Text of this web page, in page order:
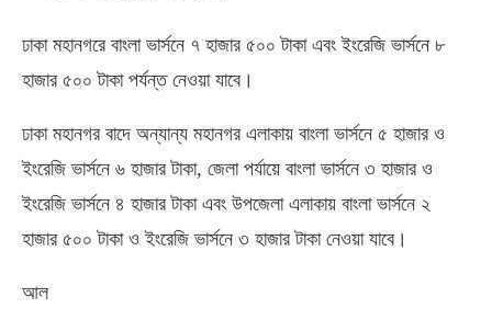
ঢাকা মহানগরে বাংলা ভার্সনে ৭ হাজার ৫০০ টাকা এবং ইংরেজি ভার্সনে ৮
হাজার ৫০০ টাকা পর্যন্ত নেওয়া যাবে।
ঢাকা মহানগর বাদে অন্যান্য মহানগর এলাকায় বাংলা ভার্সনে ৫ হাজার ও
ইংরেজি ভার্সনে ৬ হাজার টাকা, জেলা পর্যায়ে বাংলা ভার্সনে ৩ হাজার ও
ইংরেজি ভার্সনে ৪ হাজার টাকা এবং উপজেলা এলাকায় বাংলা ভার্সনে ২
হাজার ৫০০ টাকা ও ইংরেজি ভার্সনে ৩ হাজার টাকা নেওয়া যাবে।
আল